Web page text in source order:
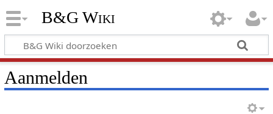
B&G Wiki
Aanmelden